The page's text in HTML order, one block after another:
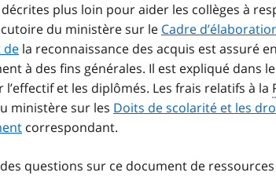
plus loin pour aider les collèges à
du ministère sur le Cadre
de la reconnaissance des acquis est assuré
à des fins générales. Il est expliqué dans
l’effectif et les diplômés. Les frais relatifs à la
ministère sur les Doits de scolarité et les
correspondant.
questions sur ce document de